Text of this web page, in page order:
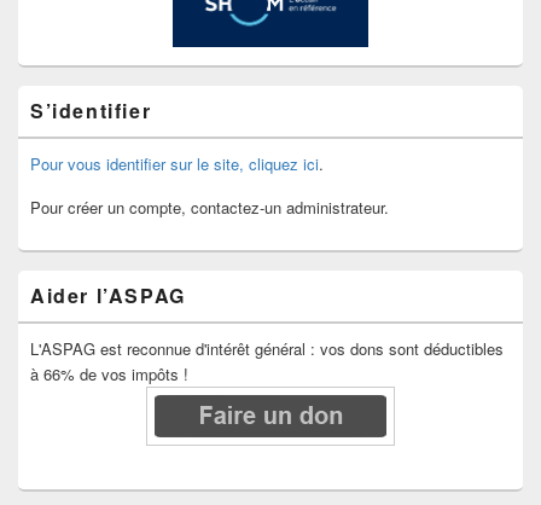
S’identifier
Pour vous identifier sur le site, cliquez ici.
Pour créer un compte, contactez-un administrateur.
Aider l’ASPAG
L'ASPAG est reconnue d'intérêt général : vos dons sont déductibles
à 66% de vos impôts !